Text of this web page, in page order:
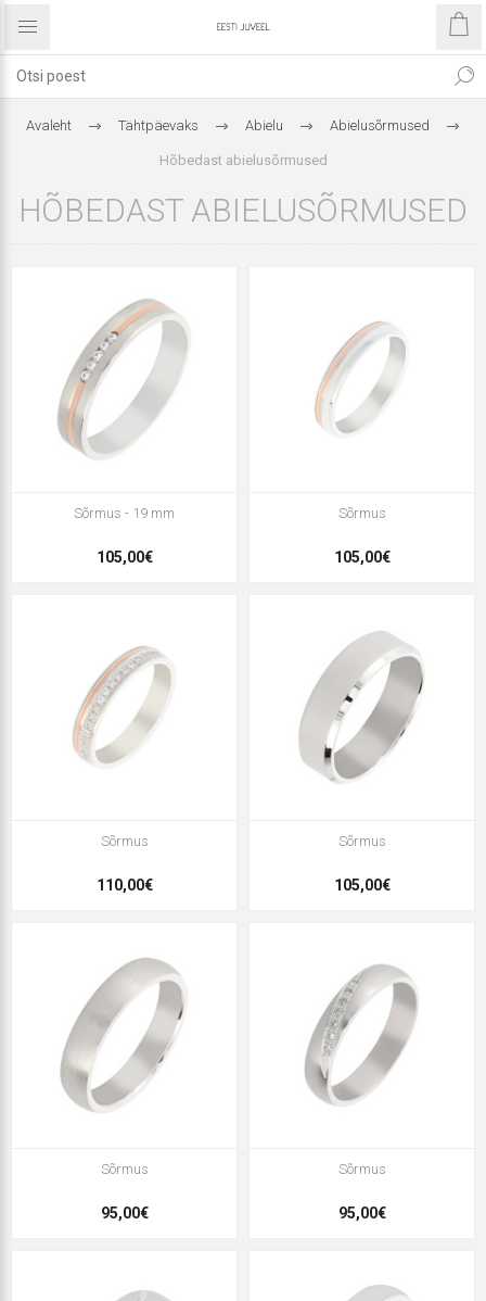
Avaleht Tähtpäevaks Abielu Abielusõrmused
Hõbedast abielusõrmused
HÕBEDAST ABIELUSÕRMUSED
Sõrmus - 19 mm
105,00€
Sõrmus
105,00€
Sõrmus
110,00€
Sõrmus
105,00€
Sõrmus
95,00€
Sõrmus
95,00€